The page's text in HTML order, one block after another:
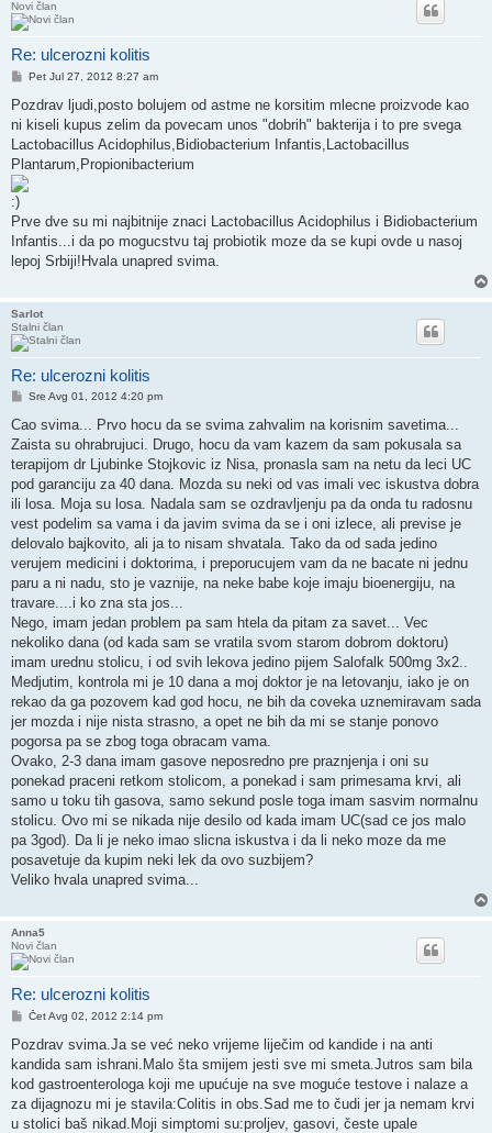
Novi član
Re: ulcerozni kolitis
Post
Pet Jul 27, 2012 8:27 am
Pozdrav ljudi,posto bolujem od astme ne korsitim mlecne proizvode kao
ni kiseli kupus zelim da povecam unos "dobrih" bakterija i to pre svega
Lactobacillus Acidophilus,Bidiobacterium Infantis,Lactobacillus
Plantarum,Propionibacterium
Prve dve su mi najbitnije znaci Lactobacillus Acidophilus i Bidiobacterium
Infantis...i da po mogucstvu taj probiotik moze da se kupi ovde u nasoj
lepoj Srbiji!Hvala unapred svima.
Sarlot
Stalni član
Re: ulcerozni kolitis
Post
Sre Avg 01, 2012 4:20 pm
Cao svima... Prvo hocu da se svima zahvalim na korisnim savetima...
Zaista su ohrabrujuci. Drugo, hocu da vam kazem da sam pokusala sa
terapijom dr Ljubinke Stojkovic iz Nisa, pronasla sam na netu da leci UC
pod garanciju za 40 dana. Mozda su neki od vas imali vec iskustva dobra
ili losa. Moja su losa. Nadala sam se ozdravljenju pa da onda tu radosnu
vest podelim sa vama i da javim svima da se i oni izlece, ali previse je
delovalo bajkovito, ali ja to nisam shvatala. Tako da od sada jedino
verujem medicini i doktorima, i preporucujem vam da ne bacate ni jednu
paru a ni nadu, sto je vaznije, na neke babe koje imaju bioenergiju, na
travare....i ko zna sta jos...
Nego, imam jedan problem pa sam htela da pitam za savet... Vec
nekoliko dana (od kada sam se vratila svom starom dobrom doktoru)
imam urednu stolicu, i od svih lekova jedino pijem Salofalk 500mg 3x2..
Medjutim, kontrola mi je 10 dana a moj doktor je na letovanju, iako je on
rekao da ga pozovem kad god hocu, ne bih da coveka uznemiravam sada
jer mozda i nije nista strasno, a opet ne bih da mi se stanje ponovo
pogorsa pa se zbog toga obracam vama.
Ovako, 2-3 dana imam gasove neposredno pre praznjenja i oni su
ponekad praceni retkom stolicom, a ponekad i sam primesama krvi, ali
samo u toku tih gasova, samo sekund posle toga imam sasvim normalnu
stolicu. Ovo mi se nikada nije desilo od kada imam UC(sad ce jos malo
pa 3god). Da li je neko imao slicna iskustva i da li neko moze da me
posavetuje da kupim neki lek da ovo suzbijem?
Veliko hvala unapred svima...
Anna5
Novi član
Re: ulcerozni kolitis
Post
Čet Avg 02, 2012 2:14 pm
Pozdrav svima.Ja se već neko vrijeme liječim od kandide i na anti
kandida sam ishrani.Malo šta smijem jesti sve mi smeta.Jutros sam bila
kod gastroenterologa koji me upućuje na sve moguće testove i nalaze a
za dijagnozu mi je stavila:Colitis in obs.Sad me to čudi jer ja nemam krvi
u stolici baš nikad.Moji simptomi su:proljev, gasovi, česte upale